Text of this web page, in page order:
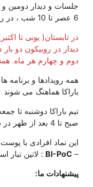
جلسات و دیدار دومین
6 عصر تا 10 شب ، در روبیکون برگزار می شود
در تابستان( یونی تا
دیدار در روبیکون دو
دوم و چهارم هر ماه.
باراکا هماهنگ می شوند
صبح تا 4 بعد از ظهر در دسترس است
این نماد افرادی با
لاتین تبار است : BI-PoC –
:پیشنهادات ما